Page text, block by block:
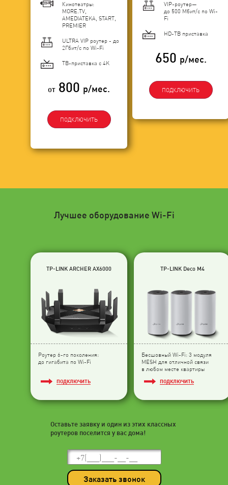
Кинотеатры:
MORE.TV,
AMEDIATEKA, START,
PREMIER
ULTRA VIP роутер - до
2Гбит/c по Wi-Fi
ТВ-приставка с 4K
от 800 р/мес.
ПОДКЛЮЧИТЬ
VIP-роутер—
до 500 Мбит/с по Wi-
Fi
HD-ТВ приставка
650 р/мес.
ПОДКЛЮЧИТЬ
Лучшее оборудование Wi-Fi
TP-LINK ARCHER AX6000
Роутер 6-го поколения:
до гигабита по Wi-Fi
ПОДКЛЮЧИТЬ
TP-LINK Deco M4
Бесшовный Wi-Fi: 3 модуля
МESH для отличной связи
в любом месте квартиры
ПОДКЛЮЧИТЬ
Оставьте заявку и один из этих классных
роутеров поселится у вас дома!
Заказать звонок